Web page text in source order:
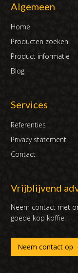
Algemeen
Home
Producten zoeken
Product informatie
Blog
Services
Referenties
Privacy statement
Contact
Vrijblijvend
Neem contact met
goede kop koffie.
Neem contact op